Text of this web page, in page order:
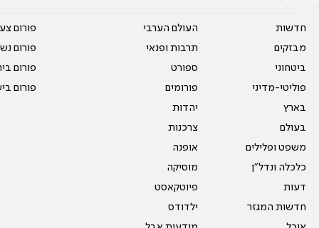
חדשות
מבזקים
ביטחוני
פוליטי-מדיני
בארץ
בעולם
משפט ופלילים
כלכלה ונדל"ן
דעות
חדשות המגזר
העולם הערבי
תרבות ופנאי
ספורט
פורומים
יהדות
צרכנות
אופנה
מוסיקה
פיוטקאסט
ילדודס
פורום
פורום
פורום
פורום